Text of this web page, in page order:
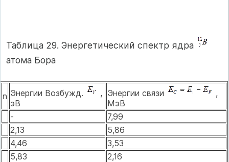
Таблица 29. Энергетический спектр ядра
атома Бора
n Энергии Возбужд.
,
эВ
Энергии связи
,
МэВ
-
7,99
2,13
5,86
4,46
3,53
5,83
2,16